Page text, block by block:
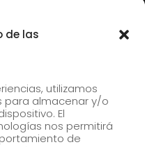
de las
utilizamos
para almacenar y/o
El
nos permitirá
de
receive our news by